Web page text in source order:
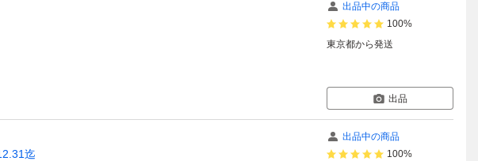
出品中の商品
100%
東京都から発送
出品
迄
出品中の商品
100%